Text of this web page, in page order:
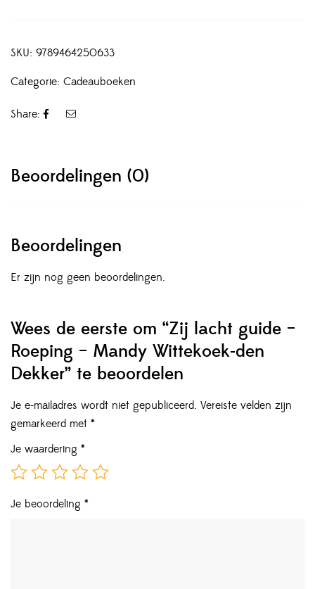
SKU: 9789464250633
Categorie: Cadeauboeken
Share:
Beoordelingen (0)
Beoordelingen
Er zijn nog geen beoordelingen.
Wees de eerste om “Zij lacht guide –
Roeping – Mandy Wittekoek-den
Dekker” te beoordelen
Je e-mailadres wordt niet gepubliceerd. Vereiste velden zijn
gemarkeerd met *
Je waardering *
Je beoordeling *